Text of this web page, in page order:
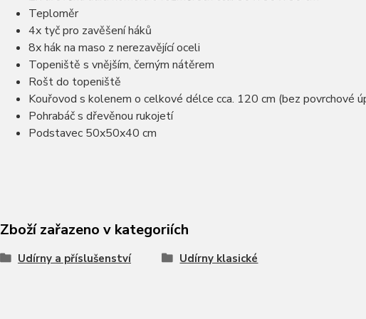
Teploměr
4x tyč pro zavěšení háků
8x hák na maso z nerezavějící oceli
Topeniště s vnějším, černým nátěrem
Rošt do topeniště
Kouřovod s kolenem o celkové délce cca. 120 cm (bez povrchové
Pohrabáč s dřevěnou rukojetí
Podstavec 50x50x40 cm
Zboží zařazeno v kategoriích
Udírny a příslušenství Udírny klasické